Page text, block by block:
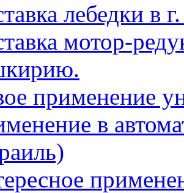
лебедки в
мотор-
применение
в